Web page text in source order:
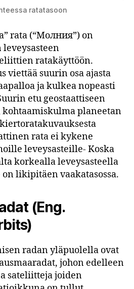
ratatasoon
rata (“Молния”) on
ratakäyttöön.
viettää suurin osa ajasta
ja kulkea nopeasti
etu geostaattiseen
planeetan
rata ei kykene
leveysasteille- Koska
korkealla leveysasteella
likipitäen vaakatasossa.
(Eng.
radan yläpuolella ovat
johon edelleen
sateliitteja joiden